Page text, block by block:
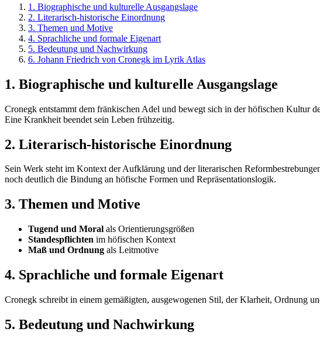
1. Biographische und kulturelle Ausgangslage
2. Literarisch-historische Einordnung
3. Themen und Motive
4. Sprachliche und formale Eigenart
5. Bedeutung und Nachwirkung
6. Johann Friedrich von Cronegk im Lyrik Atlas
1. Biographische und kulturelle Ausgangslage
Cronegk entstammt dem fränkischen Adel und bewegt sich in der höfischen Kultur
Eine Krankheit beendet sein Leben frühzeitig.
2. Literarisch-historische Einordnung
Sein Werk steht im Kontext der Aufklärung und der literarischen
noch deutlich die Bindung an höfische Formen und Repräsentationslogik.
3. Themen und Motive
Tugend und Moral als Orientierungsgrößen
Standespflichten im höfischen Kontext
Maß und Ordnung als Leitmotive
4. Sprachliche und formale Eigenart
Cronegk schreibt in einem gemäßigten, ausgewogenen Stil, der Klarheit, Ordnung
5. Bedeutung und Nachwirkung